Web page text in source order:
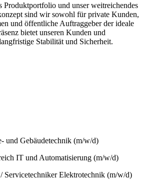
Produktportfolio und unser weitreichendes
sind wir sowohl für private Kunden,
und öffentliche Auftraggeber der ideale
bietet unseren Kunden und
Stabilität und Sicherheit.
und Gebäudetechnik (m/w/d)
IT und Automatisierung (m/w/d)
Servicetechniker Elektrotechnik (m/w/d)